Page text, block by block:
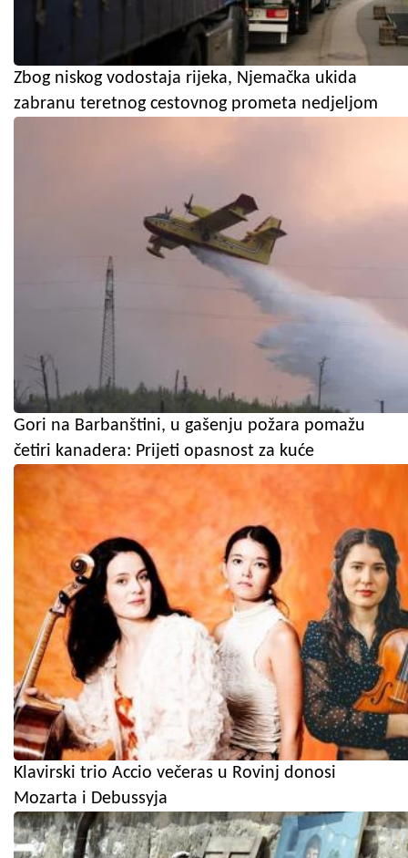
Zbog niskog vodostaja rijeka, Njemačka ukida
zabranu teretnog cestovnog prometa nedjeljom
Gori na Barbanštini, u gašenju požara pomažu
četiri kanadera: Prijeti opasnost za kuće
Klavirski trio Accio večeras u Rovinj donosi
Mozarta i Debussyja